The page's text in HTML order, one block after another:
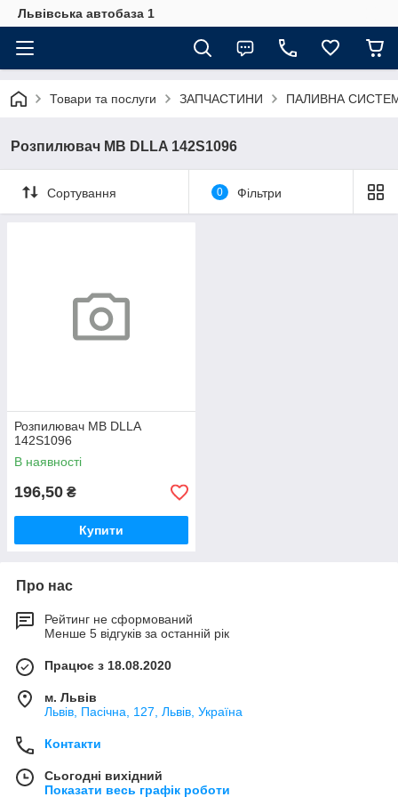
Львівська автобаза 1
Товари та послуги ЗАПЧАСТИНИ ПАЛИВНА
Розпилювач MB DLLA 142S1096
Сортування 0 Фільтри
Розпилювач MB DLLA
142S1096
В наявності
196,50 ₴
Купити
Про нас
Рейтинг не сформований
Менше 5 відгуків за останній рік
Працює з 18.08.2020
м. Львів
Львів, Пасічна, 127, Львів, Україна
Контакти
Сьогодні вихідний
Показати весь графік роботи